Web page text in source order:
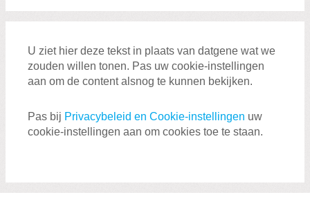
t
U ziet hier deze tekst in plaats van datgene wat we
zouden willen tonen. Pas uw cookie-instellingen
aan om de content alsnog te kunnen bekijken.
Pas bij Privacybeleid en Cookie-instellingen uw
cookie-instellingen aan om cookies toe te staan.